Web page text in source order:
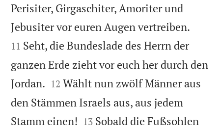
Perisiter, Girgaschiter, Amoriter und
Jebusiter vor euren Augen vertreiben.
11 Seht, die Bundeslade des Herrn der
ganzen Erde zieht vor euch her durch den
Jordan. 

12 Wählt nun zwölf Männer aus
den Stämmen Israels aus, aus jedem
Stamm einen! 

13 Sobald die Fußsohlen